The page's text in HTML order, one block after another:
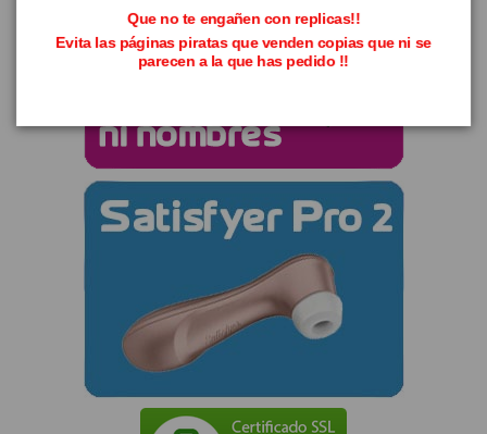
Que no te engañen con replicas!!
Evita las páginas piratas que venden copias que ni se
parecen a la que has pedido !!